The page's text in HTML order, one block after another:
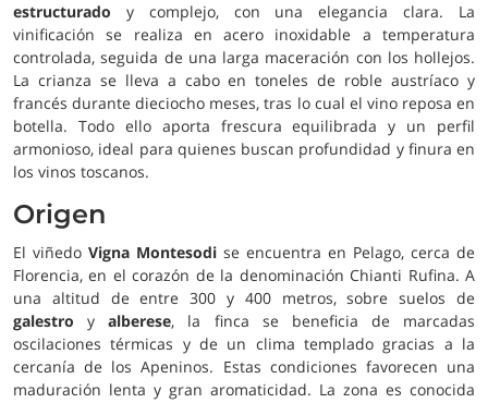
estructurado y complejo, con una elegancia clara. La
vinificación se realiza en acero inoxidable a temperatura
controlada, seguida de una larga maceración con los hollejos.
La crianza se lleva a cabo en toneles de roble austríaco y
francés durante dieciocho meses, tras lo cual el vino reposa en
botella. Todo ello aporta frescura equilibrada y un perfil
armonioso, ideal para quienes buscan profundidad y finura en
los vinos toscanos.
Origen
El viñedo Vigna Montesodi se encuentra en Pelago, cerca de
Florencia, en el corazón de la denominación Chianti Rufina. A
una altitud de entre 300 y 400 metros, sobre suelos de
galestro yalberese, la finca se beneficia de marcadas
oscilaciones térmicas y de un clima templado gracias a la
cercanía de los Apeninos. Estas condiciones favorecen una
maduración lenta y gran aromaticidad. La zona es conocida